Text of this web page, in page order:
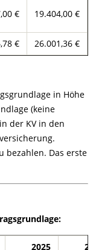
€ 19.404,00 €
€ 26.001,36 €
in Höhe
(keine
der KV in den
bezahlen. Das erste
2025